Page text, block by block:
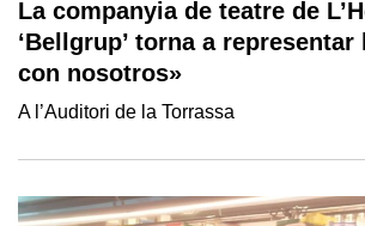
La companyia de teatre de
‘Bellgrup’ torna a representar
con nosotros»
A l’Auditori de la Torrassa